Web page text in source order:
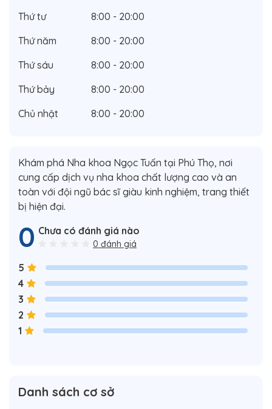
Thứ tư
8:00 - 20:00
Thứ năm
8:00 - 20:00
Thứ sáu
8:00 - 20:00
Thứ bảy
8:00 - 20:00
Chủ nhật
8:00 - 20:00
Khám phá Nha khoa Ngọc Tuấn tại Phú Thọ, nơi
cung cấp dịch vụ nha khoa chất lượng cao và an
toàn với đội ngũ bác sĩ giàu kinh nghiệm, trang thiết
bị hiện đại.
0 Chưa có đánh giá nào
0 đánh giá
5
4
3
2
1
Danh sách cơ sở